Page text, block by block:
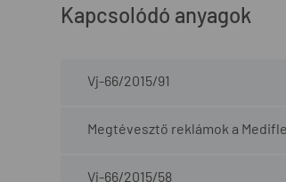
Kapcsolódó anyagok
Vj-66/2015/91
Megtévesztő reklámok a
Vj-66/2015/58